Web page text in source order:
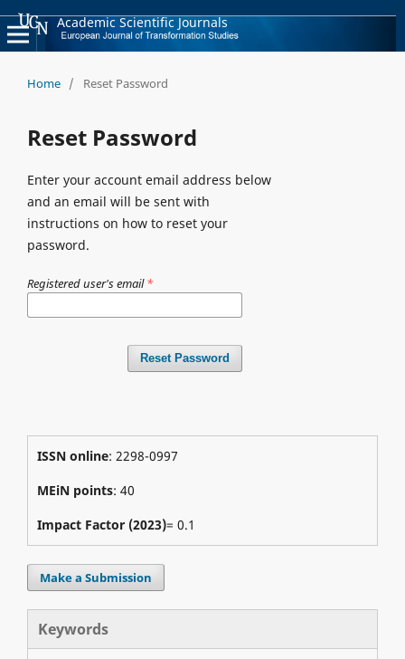
Academic Scientific Journals
Home / Reset Password
Reset Password
Enter your account email address below
and an email will be sent with
instructions on how to reset your
password.
Registered user's email*
Reset Password
ISSN online: 2298-0997
MEiN points: 40
Impact Factor (2023)= 0.1
Make a Submission
Keywords